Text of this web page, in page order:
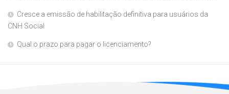
Cresce a emissão de habilitação definitiva para usuários da
CNH Social
Qual o prazo para pagar o licenciamento?